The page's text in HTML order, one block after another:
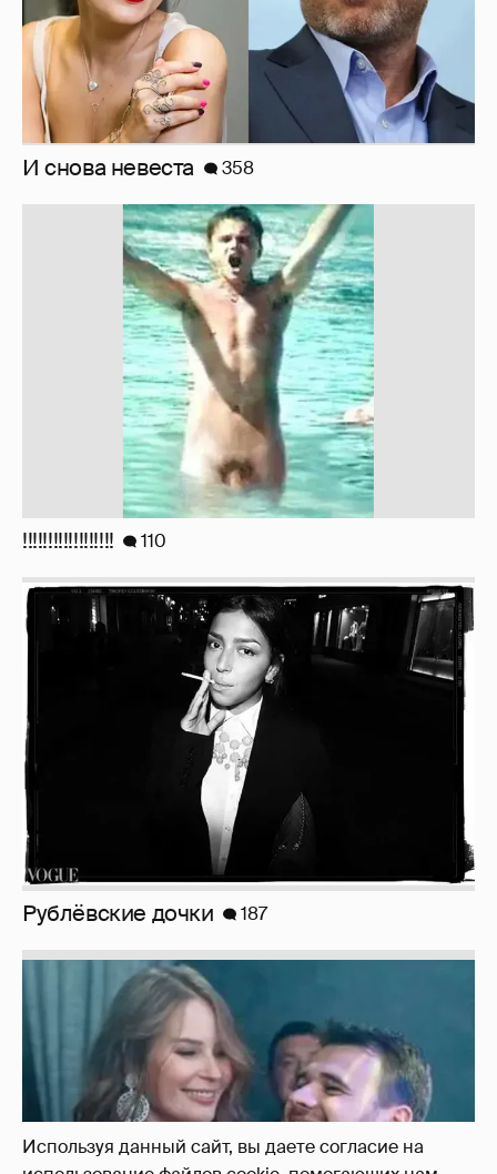
Используя данный сайт, вы даете согласие на
И снова невеста 358
!!!!!!!!!!!!!!!!!! 110
Рублёвские дочки 187